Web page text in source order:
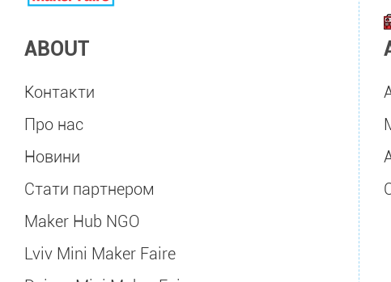
ABOUT
Контакти
Про нас
Новини
Стати партнером
Maker Hub NGO
Lviv Mini Maker Faire